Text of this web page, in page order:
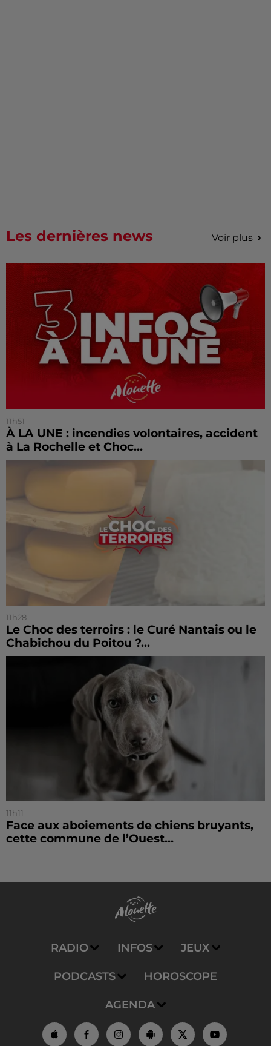
Les dernières news Voir plus
11h51
À LA UNE : incendies volontaires, accident
à La Rochelle et Choc...
11h28
Le Choc des terroirs : le Curé Nantais ou le
Chabichou du Poitou ?...
11h11
Face aux aboiements de chiens bruyants,
cette commune de l’Ouest...
RADIO INFOS JEUX
PODCASTS HOROSCOPE
AGENDA